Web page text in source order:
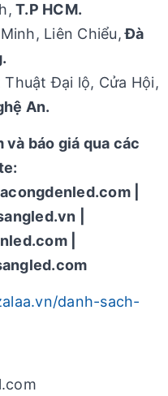
T.P HCM.
Liên Chiểu,Đà
Đại lộ, Cửa Hội,
An.
báo giá qua các
|
|
|
danh-sach-